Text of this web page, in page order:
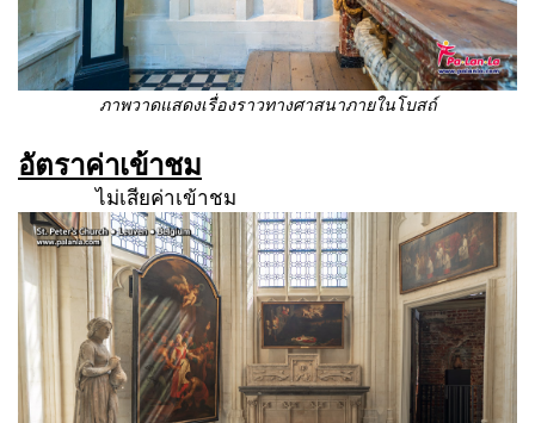
ภาพวาดแสดงเรื่องราวทางศาสนาภายในโบสถ์
อัตราค่าเข้าชม
ไม่เสียค่าเข้าชม